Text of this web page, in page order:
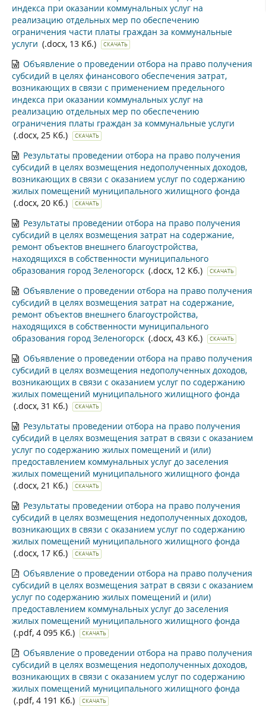
индекса при оказании коммунальных услуг на
реализацию отдельных мер по обеспечению
ограничения части платы граждан за коммунальные
услуги (.docx, 13 Кб.) СКАЧАТЬ
Объявление о проведении отбора на право получения
субсидий в целях финансового обеспечения затрат,
возникающих в связи с применением предельного
индекса при оказании коммунальных услуг на
реализацию отдельных мер по обеспечению
ограничения платы граждан за коммунальные услуги
(.docx, 25 Кб.)
СКАЧАТЬ
Результаты проведении отбора на право получения
субсидий в целях возмещения недополученных доходов,
возникающих в связи с оказанием услуг по содержанию
жилых помещений муниципального жилищного фонда
(.docx, 20 Кб.)
СКАЧАТЬ
Результаты проведении отбора на право получения
субсидий в целях возмещения затрат на содержание,
ремонт объектов внешнего благоустройства,
находящихся в собственности муниципального
образования город Зеленогорск (.docx, 12 Кб.) СКАЧАТЬ
Объявление о проведении отбора на право получения
субсидий в целях возмещения затрат на содержание,
ремонт объектов внешнего благоустройства,
находящихся в собственности муниципального
образования город Зеленогорск (.docx, 43 Кб.) СКАЧАТЬ
Объявление о проведении отбора на право получения
субсидий в целях возмещения недополученных доходов,
возникающих в связи с оказанием услуг по содержанию
жилых помещений муниципального жилищного фонда
(.docx, 31 Кб.)
СКАЧАТЬ
Результаты проведении отбора на право получения
субсидий в целях возмещения затрат в связи с оказанием
услуг по содержанию жилых помещений и (или)
предоставлением коммунальных услуг до заселения
жилых помещений муниципального жилищного фонда
(.docx, 21 Кб.)
СКАЧАТЬ
Результаты проведении отбора на право получения
субсидий в целях возмещения недополученных доходов,
возникающих в связи с оказанием услуг по содержанию
жилых помещений муниципального жилищного фонда
(.docx, 17 Кб.)
СКАЧАТЬ
Объявление о проведении отбора на право получения
субсидий в целях возмещения затрат в связи с оказанием
услуг по содержанию жилых помещений и (или)
предоставлением коммунальных услуг до заселения
жилых помещений муниципального жилищного фонда
(.pdf, 4 095 Кб.)
СКАЧАТЬ
Объявление о проведении отбора на право получения
субсидий в целях возмещения недополученных доходов,
возникающих в связи с оказанием услуг по содержанию
жилых помещений муниципального жилищного фонда
(.pdf, 4 191 Кб.)
СКАЧАТЬ